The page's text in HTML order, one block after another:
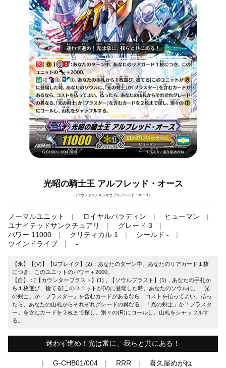
光昭の騎士王 アルフレッド・オース
（コウショウノキシオウ アルフレッド・オース）
ノーマルユニット ロイヤルパラディン
ヒューマン
ユナイテッドサンクチュアリ
グレード 3
パワー 11000
クリティカル 1
シールド -
ツインドライブ
-
【永】【(V)】【Gブレイク】(2)：あなたのターン中、あなたのリアガード１枚
につき、このユニットのパワー＋2000。
【自】：[【カウンターブラスト】(1)，【ソウルブラスト】(1)，あなたの手札か
ら１枚選び、捨てる]このユニットが(V)に登場した時、あなたのソウルに、「光
の剣士」か「ブラスター」を含むカードがあるなら、コストを払ってよい。払っ
たら、あなたの山札からそれぞれグレードの異なる、「光の剣士」か「ブラスタ
ー」を含むカードを２枚まで探し、別々の(R)にコールし、山札をシャッフルす
る。
迷わず進め！光は常に、我らと共にある！
G-CHB01/004 RRR 喜久屋めがね